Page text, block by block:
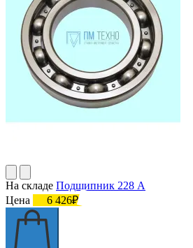
На складе Подшипник 228 А
Цена
6 426₽